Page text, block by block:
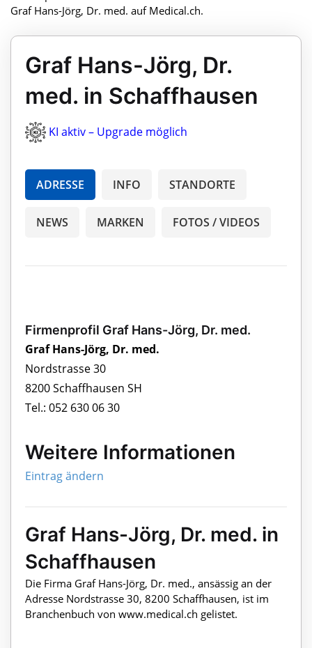
Graf Hans-Jörg, Dr. med. auf Medical.ch.
Graf Hans-Jörg, Dr.
med. in Schaffhausen
KI aktiv – Upgrade möglich
ADRESSE INFO STANDORTE
NEWS MARKEN FOTOS / VIDEOS
Firmenprofil Graf Hans-Jörg, Dr. med.
Graf Hans-Jörg, Dr. med.
Nordstrasse 30
8200 Schaffhausen SH
Tel.: 052 630 06 30
Weitere Informationen
Eintrag ändern
Graf Hans-Jörg, Dr. med. in
Schaffhausen
Die Firma Graf Hans-Jörg, Dr. med., ansässig an der
Adresse Nordstrasse 30, 8200 Schaffhausen, ist im
Branchenbuch von www.medical.ch gelistet.